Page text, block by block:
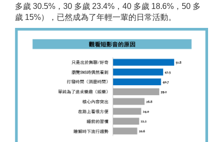
多歲 30.5%，30 多歲 23.4%，40 多歲 18.6%，50 多
歲 15%），已然成為了年輕一輩的日常活動。